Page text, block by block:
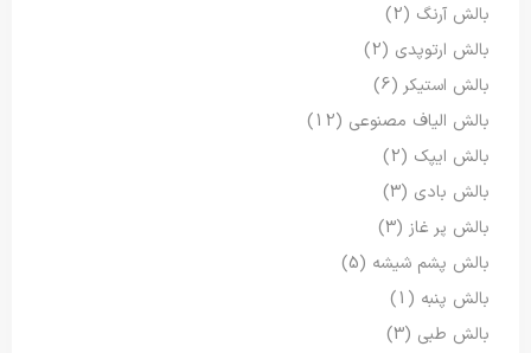
بالش آرنگ (2)
بالش ارتوپدی (2)
بالش استیکر (6)
بالش الیاف مصنوعی (12)
بالش ایپک (2)
بالش بادی (3)
بالش پر غاز (3)
بالش پشم شیشه (5)
بالش پنبه (1)
بالش طبی (3)